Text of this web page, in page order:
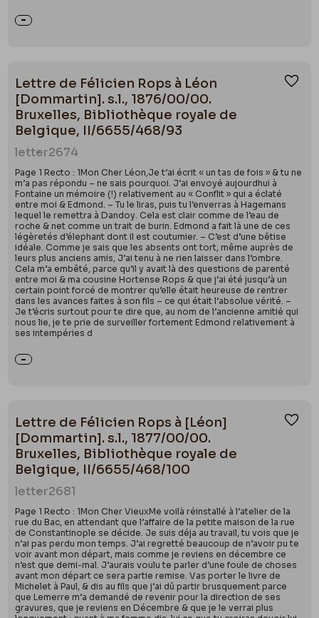
Lettre de Félicien Rops à Léon
[Dommartin]. s.l., 1876/00/00.
Bruxelles, Bibliothèque royale de
Belgique, II/6655/468/93
letter2674
Page 1 Recto : 1Mon Cher Léon,Je t’ai écrit « un tas de fois » & tu ne
m’a pas répondu – ne sais pourquoi. J’ai envoyé aujourdhui à
Fontaine un mémoire (!) relativement au « Conflit » qui a éclaté
entre moi & Edmond. – Tu le liras, puis tu l’enverras à Hagemans
lequel le remettra à Dandoy. Cela est clair comme de l’eau de
roche & net comme un trait de burin. Edmond a fait là une de ces
légèretés d’élephant dont il est coutumier. – C’est d’une bêtise
idéale. Comme je sais que les absents ont tort, même auprès de
leurs plus anciens amis, J’ai tenu à ne rien laisser dans l’ombre.
Cela m’a embêté, parce qu’il y avait là des questions de parenté
entre moi & ma cousine Hortense Rops & que j’ai été jusqu’à un
certain point forcé de montrer qu’elle était heureuse de rentrer
dans les avances faites à son fils – ce qui était l’absolue vérité. –
Je t’écris surtout pour te dire que, au nom de l’ancienne amitié qui
nous lie, je te prie de surveiller fortement Edmond relativement à
ses intempéries d
Lettre de Félicien Rops à [Léon]
[Dommartin]. s.l., 1877/00/00.
Bruxelles, Bibliothèque royale de
Belgique, II/6655/468/100
letter2681
Page 1 Recto : 1Mon Cher VieuxMe voilà réinstallé à l’atelier de la
rue du Bac, en attendant que l’affaire de la petite maison de la rue
de Constantinople se décide. Je suis déja au travail, tu vois que je
n’ai pas perdu mon temps. J’ai regretté beaucoup de n’avoir pu te
voir avant mon départ, mais comme je reviens en décembre ce
n’est que demi-mal. J’aurais voulu te parler d’une foule de choses
avant mon départ ce sera partie remise. Vas porter le livre de
Michelet à Paul, & dis au fils que j’ai dû partir brusquement parce
que Lemerre m’a demandé de revenir pour la direction de ses
gravures, que je reviens en Décembre & que je le verrai plus